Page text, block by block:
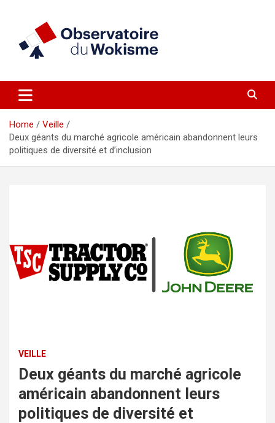
Observatoire du Wokisme
Home
Veille
Deux géants du marché agricole américain abandonnent leurs
politiques de diversité et d’inclusion
VEILLE
Deux géants du marché agricole
américain abandonnent leurs
politiques de diversité et